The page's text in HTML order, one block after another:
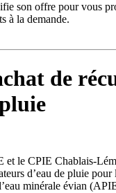
son offre pour vous
à la demande.
de
et le CPIE Chablais-
d’eau de pluie
minérale évian